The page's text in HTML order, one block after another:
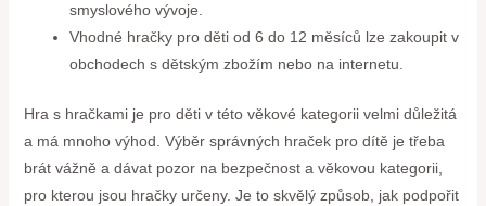
smyslového vývoje.
Vhodné hračky pro děti od 6 do 12 měsíců lze zakoupit v
obchodech s dětským zbožím nebo na internetu.
Hra s hračkami je pro děti v této věkové kategorii velmi důležitá
a má mnoho výhod. Výběr správných hraček pro dítě je třeba
brát vážně a dávat pozor na bezpečnost a věkovou kategorii,
pro kterou jsou hračky určeny. Je to skvělý způsob, jak podpořit